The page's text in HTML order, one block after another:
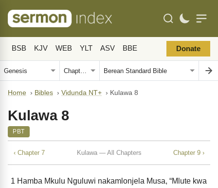
BSB KJV WEB YLT ASV BBE Donate
Home › Bibles › Vidunda NT+ › Kulawa 8
Kulawa 8
PBT
‹ Chapter 7 Kulawa — All Chapters Chapter 9 ›
1 Hamba Mkulu Nguluwi nakamlonjela Musa, “Mlute kwa